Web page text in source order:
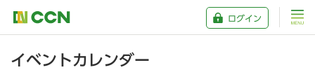
ログイン
イベントカレンダー